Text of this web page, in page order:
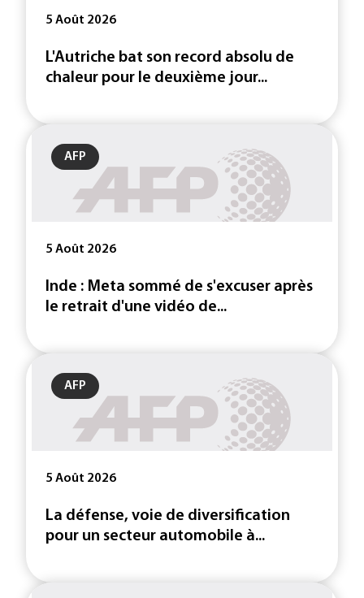
5 Août 2026
L'Autriche bat son record absolu de
chaleur pour le deuxième jour...
AFP
5 Août 2026
Inde : Meta sommé de s'excuser après
le retrait d'une vidéo de...
AFP
5 Août 2026
La défense, voie de diversification
pour un secteur automobile à...